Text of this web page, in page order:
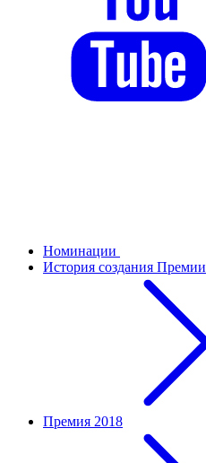
Номинации
История создания Премии
Премия 2018